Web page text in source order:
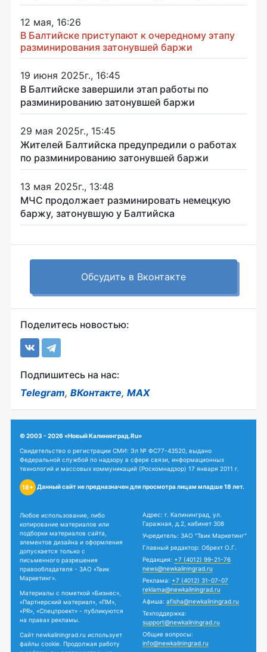
12 мая, 16:26
В Балтийске приступают к очередному этапу
разминирования затонувшей баржи
19 июня 2025г., 16:45
В Балтийске завершили этап работы по
разминированию затонувшей баржи
29 мая 2025г., 15:45
Жителей Балтийска предупредили о работах
по разминированию затонувшей баржи
13 мая 2025г., 13:48
МЧС продолжает разминировать немецкую
баржу, затонувшую у Балтийска
Обсудить в Вконтакте
Поделитесь новостью:
Подпишитесь на нас:
Telegram, ВКонтакте, MAX
© 2003 - 2026 «Новый Калининград.Ru»
Свидетельство о регистрации СМИ: Эл № ФС77-43520, выдано
Федеральной службой по надзору в сфере связи, информационных
технологий и массовых коммуникаций (Роскомнадзор) 17 января 2011 г.
18+ Данный сайт не предназначен для просмотра лицам младше 18 лет.
Любое использование, либо
копирование материалов или
подборки материалов сайта,
элементов дизайна и оформления
допускается только с
письменного разрешения
правообладателя - ЗАО «Твик
Маркетинг».
Материалы с пометкой «Бизнес»,
«Партнерский материал», «ПМ»,
«PR», «Спецпроект» - публикуются
на правах рекламы.
Сайт newkaliningrad.ru использует
файлы cookie. Продолжая работу
Адрес: г. Калининград, ул.
Гаражная, д.2, кабинет 308
Учредитель: ЗАО "Твик Маркетинг"
Главный редактор: Обрехт О.Г.
Редакция: +7 (4012) 99-21-76
news@newkaliningrad.ru
Реклама: +7 (4012) 31-07-07
reklama@newkaliningrad.ru
Афиша: afisha@newkaliningrad.ru
Техподдержка:
support@newkaliningrad.ru
Общие вопросы:
info@newkaliningrad.ru